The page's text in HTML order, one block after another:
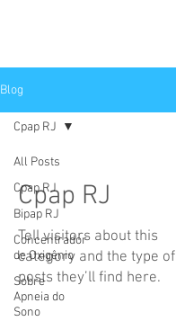
Blog
All Posts
Cpap RJ
Bipap RJ
Concentrador
de Oxigênio
Sobre
Apneia do
Sono
Cpap RJ
Cpap RJ
Tell visitors about this
category and the type of
posts they’ll find here.